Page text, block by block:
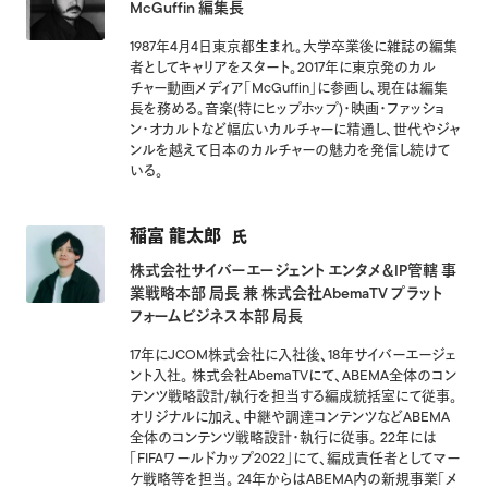
McGuffin 編集長
1987年4月4日東京都生まれ。大学卒業後に雑誌の編集
者としてキャリアをスタート。2017年に東京発のカル
チャー動画メディア「McGuffin」に参画し、現在は編集
長を務める。音楽(特にヒップホップ)・映画・ファッショ
ン・オカルトなど幅広いカルチャーに精通し、世代やジャ
ンルを越えて日本のカルチャーの魅力を発信し続けて
いる。
稲富 龍太郎 氏
株式会社サイバーエージェント エンタメ＆IP管轄 事
業戦略本部 局長 兼 株式会社AbemaTV プラット
フォームビジネス本部 局長
17年にJCOM株式会社に入社後、18年サイバーエージェ
ント入社。 株式会社AbemaTVにて、ABEMA全体のコン
テンツ戦略設計/執行を担当する編成統括室にて従事。
オリジナルに加え、中継や調達コンテンツなどABEMA
全体のコンテンツ戦略設計・執行に従事。 22年には
「FIFAワールドカップ2022」にて、編成責任者としてマー
ケ戦略等を担当。 24年からはABEMA内の新規事業「メ